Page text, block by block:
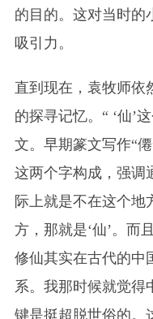
的目的。这对当时的
吸引力。
直到现在，袁牧师依
的探寻记忆。“ ‘仙’
文。早期篆文写作“僊
这两个字构成，强调
际上就是不在这个地
方，那就是‘仙’。而
修仙其实在古代的中
系。我那时候就觉得
键是挺超脱世俗的。